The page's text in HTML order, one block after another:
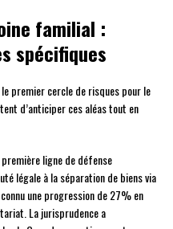
familial :
spécifiques
premier cercle de risques pour le
d’anticiper ces aléas tout en
ligne de défense
légale à la séparation de biens via
une progression de 27% en
La jurisprudence a